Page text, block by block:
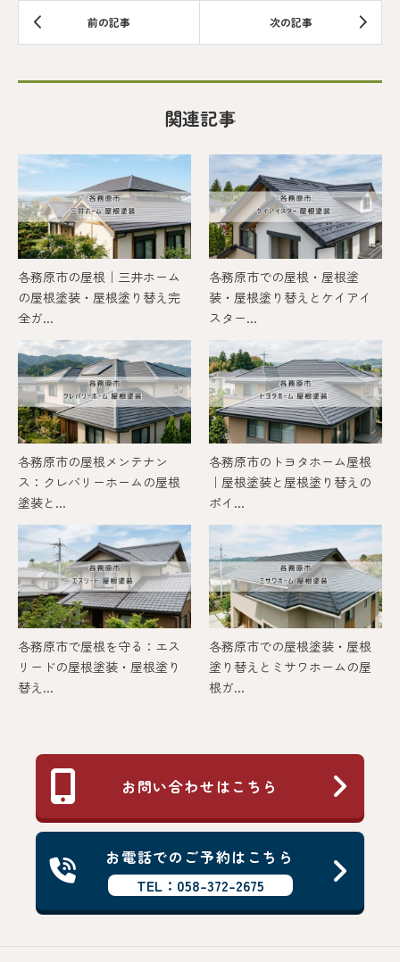
関連記事
各務原市の屋根｜三井ホーム
の屋根塗装・屋根塗り替え完
全ガ...
各務原市での屋根・屋根塗
装・屋根塗り替えとケイアイ
スター...
各務原市の屋根メンテナン
ス：クレバリーホームの屋根
塗装と...
各務原市のトヨタホーム屋根
｜屋根塗装と屋根塗り替えの
ポイ...
各務原市で屋根を守る：エス
リードの屋根塗装・屋根塗り
替え...
各務原市での屋根塗装・屋根
塗り替えとミサワホームの屋
根ガ...
お問い合わせはこちら
お電話でのご予約はこちら
TEL：058-372-2675